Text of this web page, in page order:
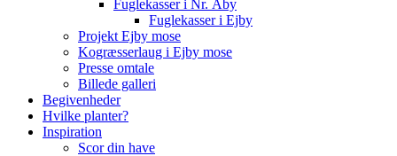
Fuglekasser i Nr. Åby
Fuglekasser i Ejby
Projekt Ejby mose
Kogræsserlaug i Ejby mose
Presse omtale
Billede galleri
Begivenheder
Hvilke planter?
Inspiration
Scor din have